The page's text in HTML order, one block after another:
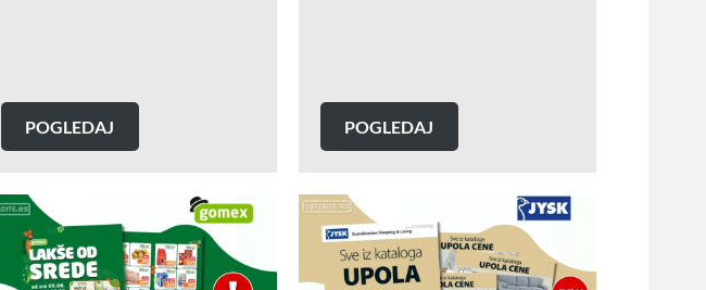
POGLEDAJ POGLEDAJ